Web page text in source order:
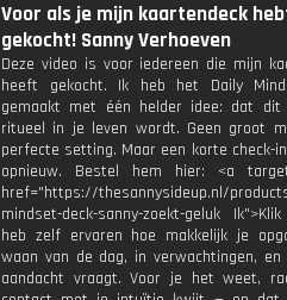
Voor als je mijn kaartendeck
gekocht! Sanny Verhoeven
Deze video is voor iedereen die mijn
heeft gekocht. Ik heb het Daily
gemaakt met één helder idee: dat
ritueel in je leven wordt. Geen groot
perfecte setting. Maar een korte check-
opnieuw. Bestel hem hier: <a
href="https://thesannysideup.nl/
mindset-deck-sanny-zoekt-geluk
heb zelf ervaren hoe makkelijk je
waan van de dag, in verwachtingen,
aandacht vraagt. Voor je het weet,